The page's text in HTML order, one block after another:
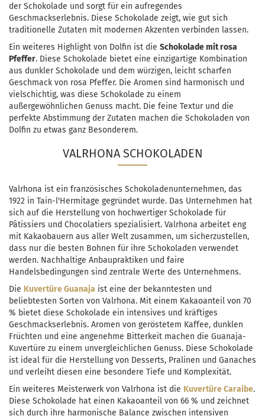
der Schokolade und sorgt für ein aufregendes
Geschmackserlebnis. Diese Schokolade zeigt, wie gut sich
traditionelle Zutaten mit modernen Akzenten verbinden lassen.
Ein weiteres Highlight von Dolfin ist die Schokolade mit rosa
Pfeffer. Diese Schokolade bietet eine einzigartige Kombination
aus dunkler Schokolade und dem würzigen, leicht scharfen
Geschmack von rosa Pfeffer. Die Aromen sind harmonisch und
vielschichtig, was diese Schokolade zu einem
außergewöhnlichen Genuss macht. Die feine Textur und die
perfekte Abstimmung der Zutaten machen die Schokoladen von
Dolfin zu etwas ganz Besonderem.
VALRHONA SCHOKOLADEN
Valrhona ist ein französisches Schokoladenunternehmen, das
1922 in Tain-l'Hermitage gegründet wurde. Das Unternehmen hat
sich auf die Herstellung von hochwertiger Schokolade für
Pâtissiers und Chocolatiers spezialisiert. Valrhona arbeitet eng
mit Kakaobauern aus aller Welt zusammen, um sicherzustellen,
dass nur die besten Bohnen für ihre Schokoladen verwendet
werden. Nachhaltige Anbaupraktiken und faire
Handelsbedingungen sind zentrale Werte des Unternehmens.
Die Kuvertüre Guanaja ist eine der bekanntesten und
beliebtesten Sorten von Valrhona. Mit einem Kakaoanteil von 70
% bietet diese Schokolade ein intensives und kräftiges
Geschmackserlebnis. Aromen von geröstetem Kaffee, dunklen
Früchten und eine angenehme Bitterkeit machen die Guanaja-
Kuvertüre zu einem unvergleichlichen Genuss. Diese Schokolade
ist ideal für die Herstellung von Desserts, Pralinen und Ganaches
und verleiht diesen eine besondere Tiefe und Komplexität.
Ein weiteres Meisterwerk von Valrhona ist die Kuvertüre Caraibe.
Diese Schokolade hat einen Kakaoanteil von 66 % und zeichnet
sich durch ihre harmonische Balance zwischen intensiven